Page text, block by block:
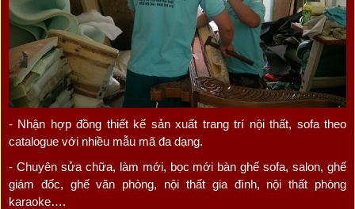
- Nhận hợp đồng thiết kế sản xuất trang trí nội thất, sofa theo
catalogue với nhiều mẫu mã đa dạng.
- Chuyên sửa chữa, làm mới, bọc mới bàn ghế sofa, salon, ghế
giám đốc, ghế văn phòng, nội thất gia đình, nội thất phòng
karaoke….